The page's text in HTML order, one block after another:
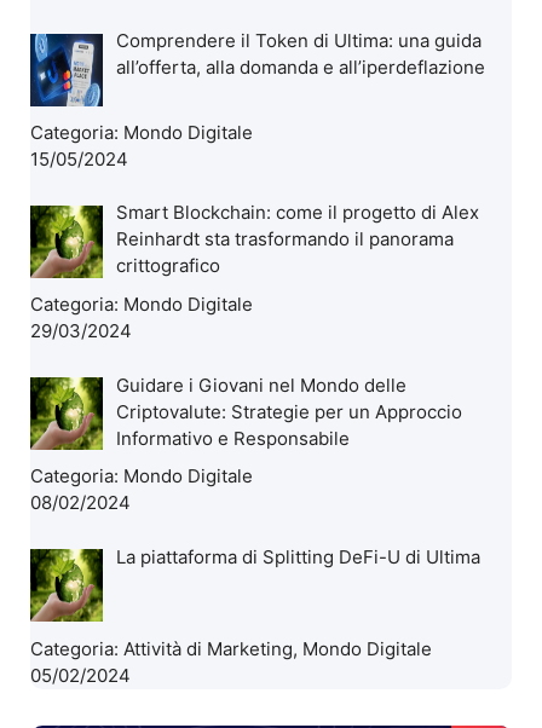
Comprendere il Token di Ultima: una guida
all’offerta, alla domanda e all’iperdeflazione
Categoria: Mondo Digitale
15/05/2024
Smart Blockchain: come il progetto di Alex
Reinhardt sta trasformando il panorama
crittografico
Categoria: Mondo Digitale
29/03/2024
Guidare i Giovani nel Mondo delle
Criptovalute: Strategie per un Approccio
Informativo e Responsabile
Categoria: Mondo Digitale
08/02/2024
La piattaforma di Splitting DeFi-U di Ultima
Categoria: Attività di Marketing, Mondo Digitale
05/02/2024